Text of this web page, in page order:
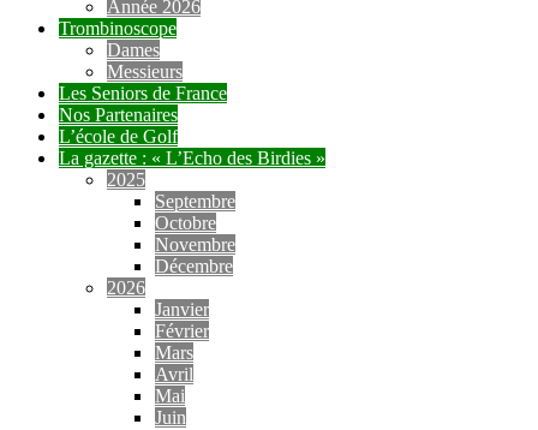
Année 2026
Trombinoscope
Dames
Messieurs
Les Seniors de France
Nos Partenaires
L’école de Golf
La gazette : « L’Echo des Birdies »
2025
Septembre
Octobre
Novembre
Décembre
2026
Janvier
Février
Mars
Avril
Mai
Juin